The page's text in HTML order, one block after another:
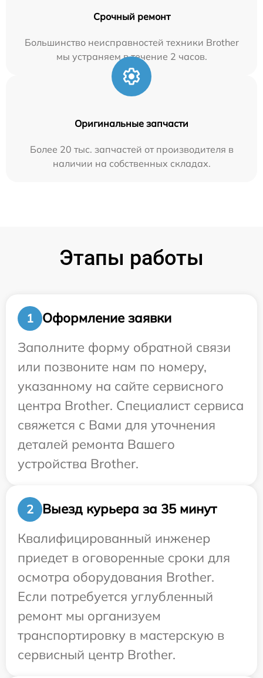
Срочный ремонт
Большинство неисправностей техники Brother
мы устраняем в течение 2 часов.
Оригинальные запчасти
Более 20 тыс. запчастей от производителя в
наличии на собственных складах.
Этапы работы
1
Оформление заявки
Заполните форму обратной связи
или позвоните нам по номеру,
указанному на сайте сервисного
центра Brother. Специалист сервиса
свяжется с Вами для уточнения
деталей ремонта Вашего
устройства Brother.
2
Выезд курьера за 35 минут
Квалифицированный инженер
приедет в оговоренные сроки для
осмотра оборудования Brother.
Если потребуется углубленный
ремонт мы организуем
транспортировку в мастерскую в
сервисный центр Brother.